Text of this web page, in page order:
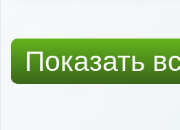
Показать